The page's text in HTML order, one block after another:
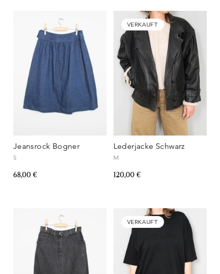
Jeansrock Bogner
S
68,00 €
VERKAUFT
Lederjacke Schwarz
M
120,00 €
VERKAUFT